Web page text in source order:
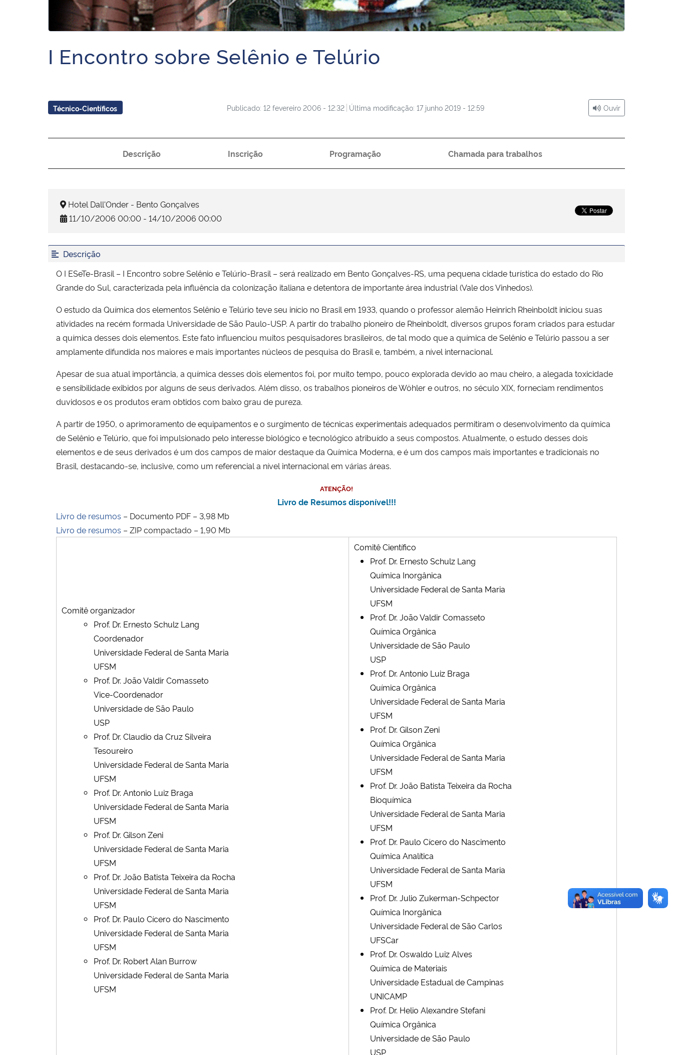
I Encontro sobre Selênio e Telúrio
Técnico-Científicos Publicado: 12 fevereiro 2006 - 12:32 Última modificação: 17 junho 2019 - 12:59 Ouvir
Descrição Inscrição Programação Chamada para trabalhos
Hotel Dall'Onder - Bento Gonçalves
11/10/2006 00:00 - 14/10/2006 00:00
Descrição
O I ESeTe-Brasil – I Encontro sobre Selênio e Telúrio-Brasil – será realizado em Bento Gonçalves-RS, uma pequena cidade turística do estado do Rio
Grande do Sul, caracterizada pela influência da colonização italiana e detentora de importante área industrial (Vale dos Vinhedos).
O estudo da Química dos elementos Selênio e Telúrio teve seu início no Brasil em 1933, quando o professor alemão Heinrich Rheinboldt iniciou suas
atividades na recém formada Universidade de São Paulo-USP. A partir do trabalho pioneiro de Rheinboldt, diversos grupos foram criados para estudar
a química desses dois elementos. Este fato influenciou muitos pesquisadores brasileiros, de tal modo que a química de Selênio e Telúrio passou a ser
amplamente difundida nos maiores e mais importantes núcleos de pesquisa do Brasil e, também, a nível internacional.
Apesar de sua atual importância, a química desses dois elementos foi, por muito tempo, pouco explorada devido ao mau cheiro, a alegada toxicidade
e sensibilidade exibidos por alguns de seus derivados. Além disso, os trabalhos pioneiros de Wöhler e outros, no século XIX, forneciam rendimentos
duvidosos e os produtos eram obtidos com baixo grau de pureza.
A partir de 1950, o aprimoramento de equipamentos e o surgimento de técnicas experimentais adequados permitiram o desenvolvimento da química
de Selênio e Telúrio, que foi impulsionado pelo interesse biológico e tecnológico atribuído a seus compostos. Atualmente, o estudo desses dois
elementos e de seus derivados é um dos campos de maior destaque da Química Moderna, e é um dos campos mais importantes e tradicionais no
Brasil, destacando-se, inclusive, como um referencial a nível internacional em várias áreas.
ATENÇÃO!
Livro de Resumos disponível!!!
Livro de resumos – Documento PDF – 3,98 Mb
Livro de resumos – ZIP compactado – 1,90 Mb
Comitê organizador
Prof. Dr. Ernesto Schulz Lang
Coordenador
Universidade Federal de Santa Maria
UFSM
Prof. Dr. João Valdir Comasseto
Vice-Coordenador
Universidade de São Paulo
USP
Prof. Dr. Claudio da Cruz Silveira
Tesoureiro
Universidade Federal de Santa Maria
UFSM
Prof. Dr. Antonio Luiz Braga
Universidade Federal de Santa Maria
UFSM
Prof. Dr. Gilson Zeni
Universidade Federal de Santa Maria
UFSM
Prof. Dr. João Batista Teixeira da Rocha
Universidade Federal de Santa Maria
UFSM
Prof. Dr. Paulo Cícero do Nascimento
Universidade Federal de Santa Maria
UFSM
Prof. Dr. Robert Alan Burrow
Universidade Federal de Santa Maria
UFSM
Comitê Científico
Prof. Dr. Ernesto Schulz Lang
Química Inorgânica
Universidade Federal de Santa Maria
UFSM
Prof. Dr. João Valdir Comasseto
Química Orgânica
Universidade de São Paulo
USP
Prof. Dr. Antonio Luiz Braga
Química Orgânica
Universidade Federal de Santa Maria
UFSM
Prof. Dr. Gilson Zeni
Química Orgânica
Universidade Federal de Santa Maria
UFSM
Prof. Dr. João Batista Teixeira da Rocha
Bioquímica
Universidade Federal de Santa Maria
UFSM
Prof. Dr. Paulo Cícero do Nascimento
Química Analítica
Universidade Federal de Santa Maria
UFSM
Prof. Dr. Julio Zukerman-Schpector
Química Inorgânica
Universidade Federal de São Carlos
UFSCar
Prof. Dr. Oswaldo Luiz Alves
Química de Materiais
Universidade Estadual de Campinas
UNICAMP
Prof. Dr. Helio Alexandre Stefani
Química Orgânica
Universidade de São Paulo
USP